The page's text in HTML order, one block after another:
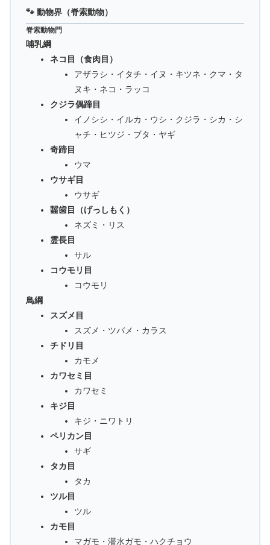
🐾 動物界（脊索動物）
脊索動物門
哺乳綱
ネコ目（食肉目）
アザラシ・イタチ・イヌ・キツネ・クマ・タ
ヌキ・ネコ・ラッコ
クジラ偶蹄目
イノシシ・イルカ・ウシ・クジラ・シカ・シ
ャチ・ヒツジ・ブタ・ヤギ
奇蹄目
ウマ
ウサギ目
ウサギ
齧歯目（げっしもく）
ネズミ・リス
霊長目
サル
コウモリ目
コウモリ
鳥綱
スズメ目
スズメ・ツバメ・カラス
チドリ目
カモメ
カワセミ目
カワセミ
キジ目
キジ・ニワトリ
ペリカン目
サギ
タカ目
タカ
ツル目
ツル
カモ目
マガモ・潜水ガモ・ハクチョウ